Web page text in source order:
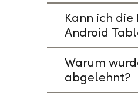
Kann ich
Android
Warum
abgelehnt?